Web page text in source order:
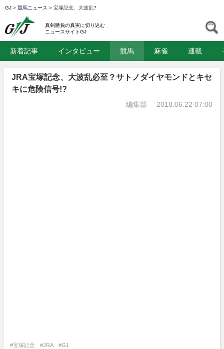
GJ > 競馬ニュース > 宝塚記念、大波乱?
真剣勝負の真実に切り込む
ニュースサイトGJ
新着記事 インタビュー 競馬 麻雀 連載
JRA宝塚記念、大波乱必至？サトノダイヤモンドとキセ
キに危険信号!?
編集部 2018.06.22 07:00
#宝塚記念 #JRA #G1